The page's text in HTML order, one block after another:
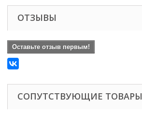
ОТЗЫВЫ
Оставьте отзыв первым!
СОПУТСТВУЮЩИЕ ТОВАРЫ